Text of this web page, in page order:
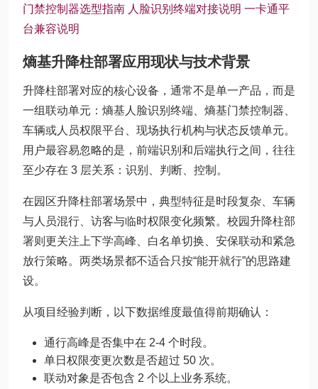
门禁控制器选型指南 人脸识别终端对接说明 一卡通平
台兼容说明
熵基升降柱部署应用现状与技术背景
升降柱部署对应的核心设备，通常不是单一产品，而是
一组联动单元：熵基人脸识别终端、熵基门禁控制器、
车辆或人员权限平台、现场执行机构与状态反馈单元。
用户最容易忽略的是，前端识别和后端执行之间，往往
至少存在 3 层关系：识别、判断、控制。
在园区升降柱部署场景中，典型特征是时段复杂、车辆
与人员混行、访客与临时权限变化频繁。校园升降柱部
署则更关注上下学高峰、白名单切换、安保联动和紧急
放行策略。两类场景都不适合只按“能开就行”的思路建
设。
从项目经验判断，以下数据维度最值得前期确认：
通行高峰是否集中在 2-4 个时段。
单日权限变更次数是否超过 50 次。
联动对象是否包含 2 个以上业务系统。